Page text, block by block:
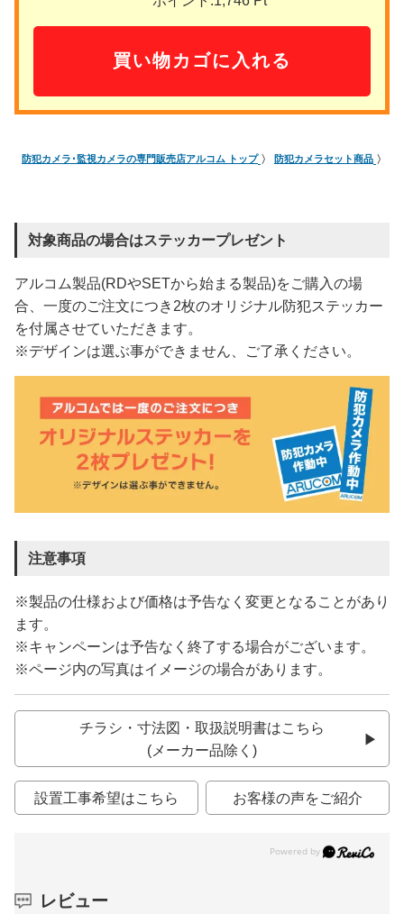
防犯カメラ･監視カメラの専門販売店アルコム トップ 防犯カメラセット商品
対象商品の場合はステッカープレゼント
アルコム製品(RDやSETから始まる製品)をご購入の場
合、一度のご注文につき2枚のオリジナル防犯ステッカー
を付属させていただきます。
※デザインは選ぶ事ができません、ご了承ください。
注意事項
※製品の仕様および価格は予告なく変更となることがあり
ます。
※キャンペーンは予告なく終了する場合がございます。
※ページ内の写真はイメージの場合があります。
チラシ・寸法図・取扱説明書はこちら
(メーカー品除く)
設置工事希望はこちら お客様の声をご紹介
レビュー